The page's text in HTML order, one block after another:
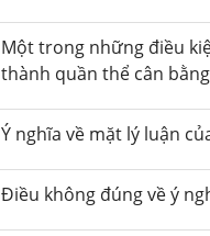
Một trong những điều
thành quần thể cân
Ý nghĩa về mặt lý luận
Điều không đúng về ý